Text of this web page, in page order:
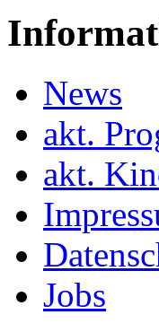
News
akt.
akt.
Jobs